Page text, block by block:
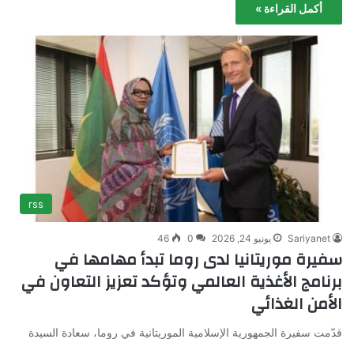
أكمل القراءة »
rss
Sariyanet يونيو 24, 2026 0
46
سفيرة موريتانيا لدى روما تبدأ مهامها في
برنامج الأغذية العالمي وتؤكد تعزيز التعاون في
الأمن الغذائي
قدّمت سفيرة الجمهورية الإسلامية الموريتانية في روما، سعادة السيدة